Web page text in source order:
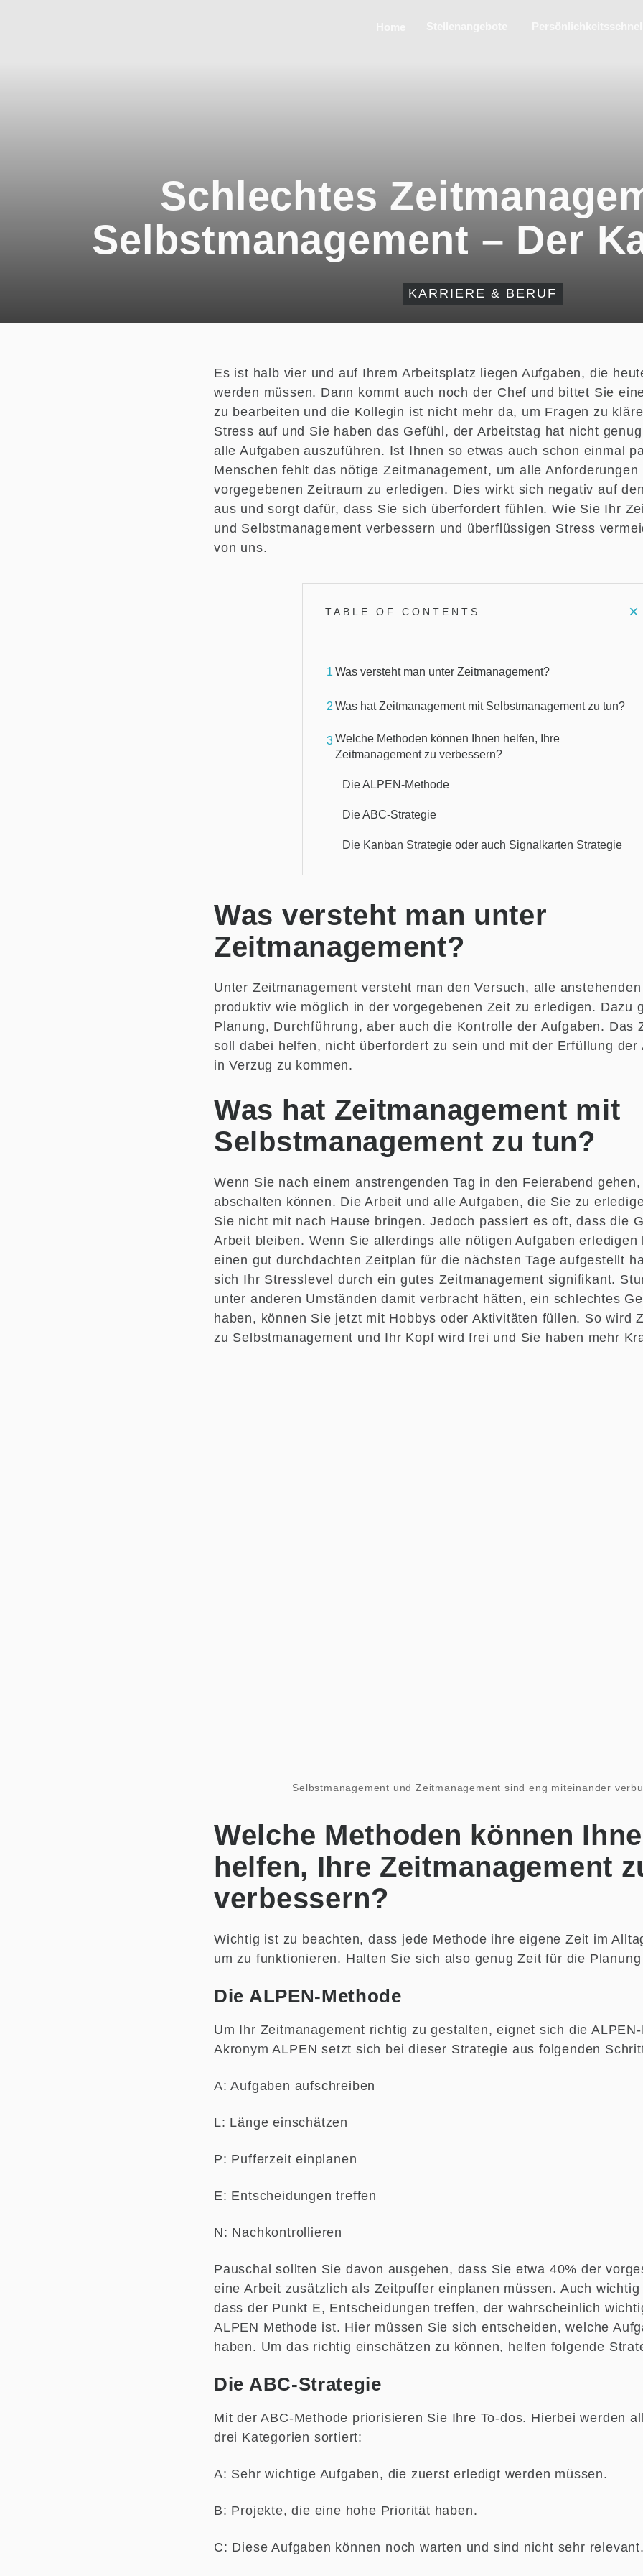
Schlechtes
Selbstmanagement – Der
KARRIERE & BERUF
Es ist halb vier und auf Ihrem Arbeitsplatz liegen Aufgaben, die
werden müssen. Dann kommt auch noch der Chef und bittet Sie
zu bearbeiten und die Kollegin ist nicht mehr da, um Fragen zu
Stress auf und Sie haben das Gefühl, der Arbeitstag hat nicht
alle Aufgaben auszuführen. Ist Ihnen so etwas auch schon einmal
Menschen fehlt das nötige Zeitmanagement, um alle Anforderungen
vorgegebenen Zeitraum zu erledigen. Dies wirkt sich negativ auf
aus und sorgt dafür, dass Sie sich überfordert fühlen. Wie Sie Ihr
und Selbstmanagement verbessern und überflüssigen Stress
von uns.
TABLE OF CONTENTS
1 Was versteht man unter Zeitmanagement?
2 Was hat Zeitmanagement mit Selbstmanagement zu tun?
3Welche Methoden können Ihnen helfen, Ihre
Zeitmanagement zu verbessern?
Die ALPEN-Methode
Die ABC-Strategie
Die Kanban Strategie oder auch Signalkarten Strategie
Was versteht man unter
Zeitmanagement?
Unter Zeitmanagement versteht man den Versuch, alle
produktiv wie möglich in der vorgegebenen Zeit zu erledigen. Dazu
Planung, Durchführung, aber auch die Kontrolle der Aufgaben. Das
soll dabei helfen, nicht überfordert zu sein und mit der Erfüllung der
in Verzug zu kommen.
Was hat Zeitmanagement mit
Selbstmanagement zu tun?
Wenn Sie nach einem anstrengenden Tag in den Feierabend
abschalten können. Die Arbeit und alle Aufgaben, die Sie zu
Sie nicht mit nach Hause bringen. Jedoch passiert es oft, dass die
Arbeit bleiben. Wenn Sie allerdings alle nötigen Aufgaben erledigen
einen gut durchdachten Zeitplan für die nächsten Tage aufgestellt
sich Ihr Stresslevel durch ein gutes Zeitmanagement signifikant.
unter anderen Umständen damit verbracht hätten, ein schlechtes
haben, können Sie jetzt mit Hobbys oder Aktivitäten füllen. So wird
zu Selbstmanagement und Ihr Kopf wird frei und Sie haben mehr
Selbstmanagement und Zeitmanagement sind eng miteinander
Welche Methoden können
helfen, Ihre Zeitmanagement
verbessern?
Wichtig ist zu beachten, dass jede Methode ihre eigene Zeit im
um zu funktionieren. Halten Sie sich also genug Zeit für die
Die ALPEN-Methode
Um Ihr Zeitmanagement richtig zu gestalten, eignet sich die
Akronym ALPEN setzt sich bei dieser Strategie aus folgenden
A: Aufgaben aufschreiben
L: Länge einschätzen
P: Pufferzeit einplanen
E: Entscheidungen treffen
N: Nachkontrollieren
Pauschal sollten Sie davon ausgehen, dass Sie etwa 40% der
eine Arbeit zusätzlich als Zeitpuffer einplanen müssen. Auch
dass der Punkt E, Entscheidungen treffen, der wahrscheinlich
ALPEN Methode ist. Hier müssen Sie sich entscheiden, welche
haben. Um das richtig einschätzen zu können, helfen folgende
Die ABC-Strategie
Mit der ABC-Methode priorisieren Sie Ihre To-dos. Hierbei werden
drei Kategorien sortiert:
A: Sehr wichtige Aufgaben, die zuerst erledigt werden müssen.
B: Projekte, die eine hohe Priorität haben.
C: Diese Aufgaben können noch warten und sind nicht sehr relevant.